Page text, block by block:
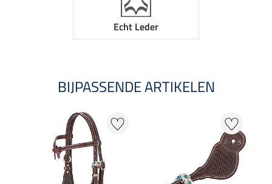
Echt Leder
BIJPASSENDE ARTIKELEN